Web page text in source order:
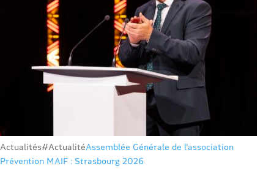
Actualités#ActualitéAssemblée Générale de l’association
Prévention MAIF : Strasbourg 2026